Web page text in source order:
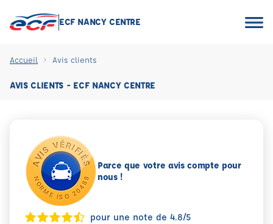
ECF NANCY CENTRE
Accueil Avis clients
AVIS CLIENTS - ECF NANCY CENTRE
Parce que votre avis compte pour
nous !
pour une note de 4.8/5